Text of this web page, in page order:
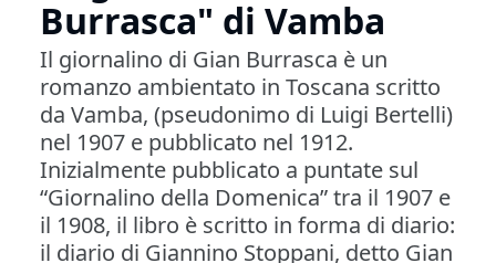
Burrasca" di Vamba
Il giornalino di Gian Burrasca è un
romanzo ambientato in Toscana scritto
da Vamba, (pseudonimo di Luigi Bertelli)
nel 1907 e pubblicato nel 1912.
Inizialmente pubblicato a puntate sul
“Giornalino della Domenica” tra il 1907 e
il 1908, il libro è scritto in forma di diario:
il diario di Giannino Stoppani, detto Gian